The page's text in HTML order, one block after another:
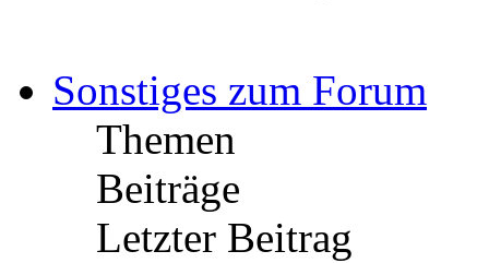
Sonstiges zum Forum
Themen
Beiträge
Letzter Beitrag